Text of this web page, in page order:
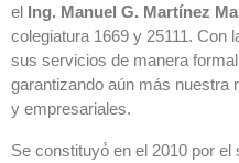
el Ing. Manuel G. Martínez
colegiatura 1669 y 25111. Con
sus servicios de manera
garantizando aún más nuestra
y
Se constituyó́ en el 2010 por